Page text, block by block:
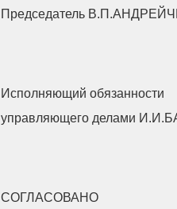
Председатель
Исполняющий обязанности
управляющего делами
СОГЛАСОВАНО